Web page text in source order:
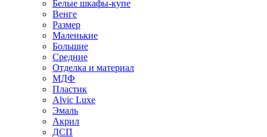
Белые шкафы-купе
Венге
Размер
Маленькие
Большие
Средние
Отделка и материал
МДФ
Пластик
Alvic Luxe
Эмаль
Акрил
ДСП